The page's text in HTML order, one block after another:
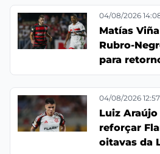
04/08/2026
Matías
Rubro-
para
04/08/2026 12:57
Luiz
reforçar
oitavas da